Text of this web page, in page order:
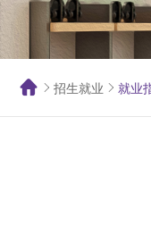
招生就业 就业